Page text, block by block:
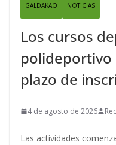
GALDAKAO NOTICIAS
Los cursos
polideportivo
plazo de
4 de agosto de 2026
Las actividades